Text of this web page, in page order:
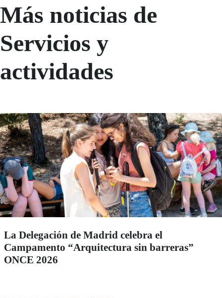
Más noticias de
Servicios y
actividades
La Delegación de Madrid celebra el
Campamento “Arquitectura sin barreras”
ONCE 2026